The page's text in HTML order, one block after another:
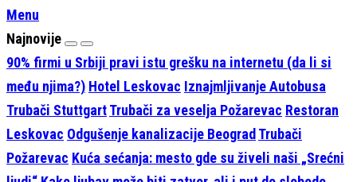
Menu
Najnovije
90% firmi u Srbiji pravi istu grešku na internetu (da li si
među njima?) Hotel Leskovac Iznajmljivanje Autobusa
Trubači StuttgartTrubači za veselja Požarevac Restoran
Leskovac Odgušenje kanalizacije Beograd Trubači
Požarevac Kuća sećanja: mesto gde su živeli naši „Srećni